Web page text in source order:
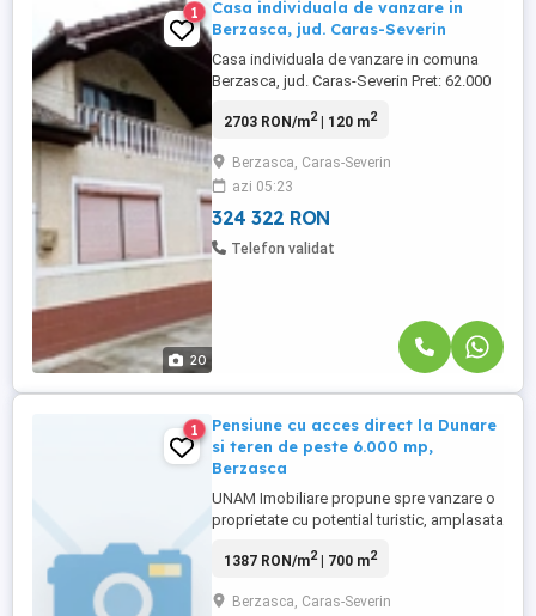
20
1
Casa individuala de vanzare in
Berzasca, jud. Caras-Severin
Casa individuala de vanzare in comuna
Berzasca, jud. Caras-Severin Pret: 62.000
pentru cumparator! 1. Beneficii oferite de
Berzasca, una dintre cele mai cautate
zone din Clisura Dunarii, aproape de
Moldova Noua, Orsova ...
2703 RON/m2| 120 m2
Berzasca, Caras-Severin
azi 05:23
324 322 RON
Telefon validat
1
Pensiune cu acces direct la Dunare
si teren de peste 6.000 mp,
Berzasca
UNAM Imobiliare propune spre vanzare o
proprietate cu potential turistic, amplasata
Berzasca, la iesirea spre Orsova.
pe parter si etaj, cu 11 camere, mai multe
1387 RON/m2| 700 m2
Berzasca, Caras-Severin